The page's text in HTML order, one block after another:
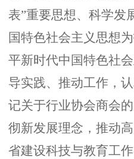
表”重要思想、科学发
国特色社会主义思想
平新时代中国特色社
导实践、推动工作，
记关于行业协会商会
彻新发展理念，推动
省建设科技与教育工